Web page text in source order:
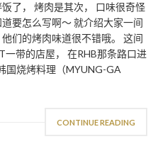
了， 烤肉是其次， 口味很奇怪
要怎么写啊～ 就介绍大家一间
们的烤肉味道很不错哦。 这间
一带的店屋， 在RHB那条路口进
国烧烤料理（MYUNG-GA
CONTINUE READING